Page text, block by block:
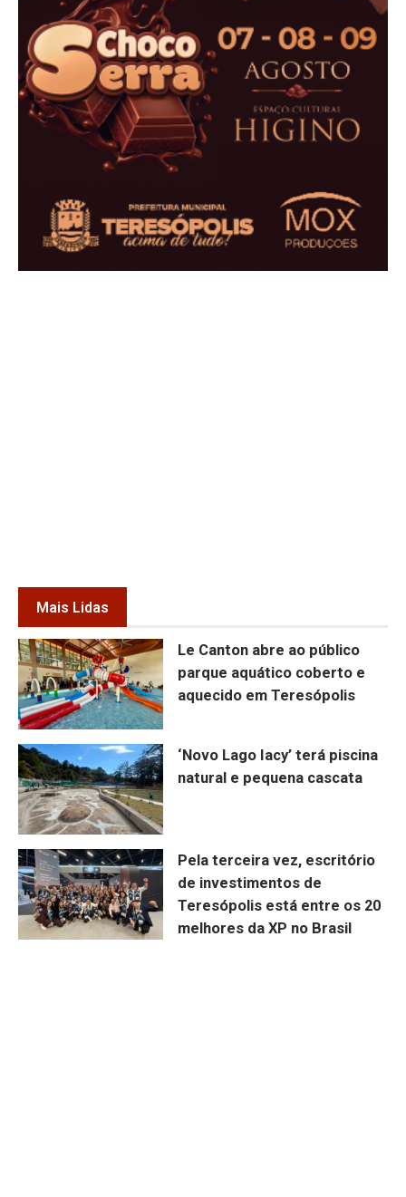
Mais Lidas
Le Canton abre ao público
parque aquático coberto e
aquecido em Teresópolis
‘Novo Lago Iacy’ terá piscina
natural e pequena cascata
Pela terceira vez, escritório
de investimentos de
Teresópolis está entre os 20
melhores da XP no Brasil